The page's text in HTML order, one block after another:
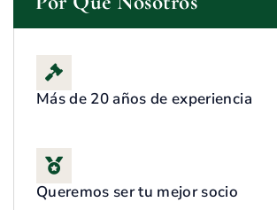
Más de 20 años de experiencia
Queremos ser tu mejor socio